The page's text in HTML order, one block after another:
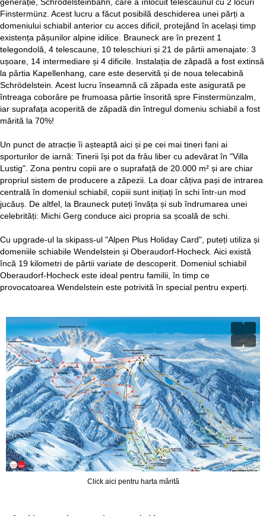
Finstermünz. Acest lucru a făcut posibilă deschiderea unei părți a
domeniului schiabil anterior cu acces dificil, protejând în același timp
existența pășunilor alpine idilice. Brauneck are în prezent 1
telegondolă, 4 telescaune, 10 teleschiuri și 21 de pârtii amenajate: 3
ușoare, 14 intermediare și 4 dificile. Instalația de zăpadă a fost extinsă
la pârtia Kapellenhang, care este deservită și de noua telecabină
Schrödelstein. Acest lucru înseamnă că zăpada este asigurată pe
întreaga coborâre pe frumoasa pârtie însorită spre Finstermünzalm,
iar suprafața acoperită de zăpadă din întregul domeniu schiabil a fost
mărită la 70%!
Un punct de atracție îi așteaptă aici și pe cei mai tineri fani ai
sporturilor de iarnă: Tinerii își pot da frâu liber cu adevărat în "Villa
Lustig". Zona pentru copii are o suprafață de 20.000 m² și are chiar
propriul sistem de producere a zăpezii. La doar câțiva pași de intrarea
centrală în domeniul schiabil, copiii sunt inițiați în schi într-un mod
jucăuș. De altfel, la Brauneck puteți învăța și sub îndrumarea unei
celebrități: Michi Gerg conduce aici propria sa școală de schi.
Cu upgrade-ul la skipass-ul "Alpen Plus Holiday Card", puteți utiliza și
domeniile schiabile Wendelstein și Oberaudorf-Hocheck. Aici există
încă 19 kilometri de pârtii variate de descoperit. Domeniul schiabil
Oberaudorf-Hocheck este ideal pentru familii, în timp ce
provocatoarea Wendelstein este potrivită în special pentru experți.
Click aici pentru harta mărită